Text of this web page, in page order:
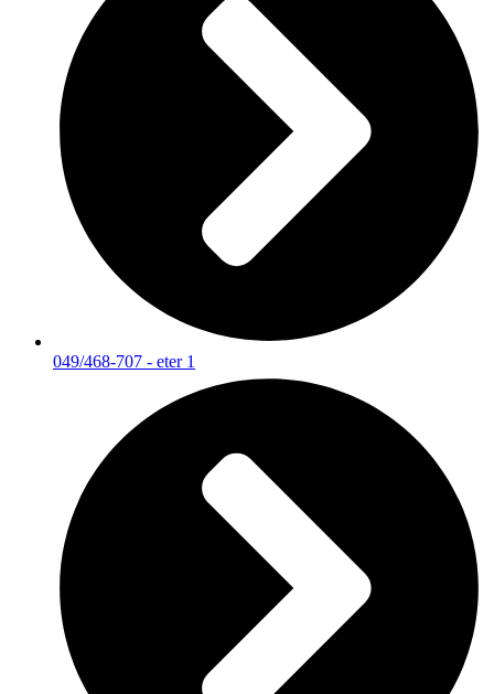
049/468-707 - eter 1